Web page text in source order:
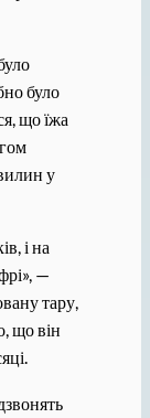
було
що їжа
у
і на
—
тару,
що він